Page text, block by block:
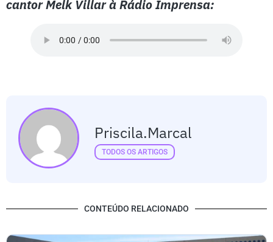
cantor Melk Villar à Rádio Imprensa:
Priscila.marcal
TODOS OS ARTIGOS
CONTEÚDO RELACIONADO